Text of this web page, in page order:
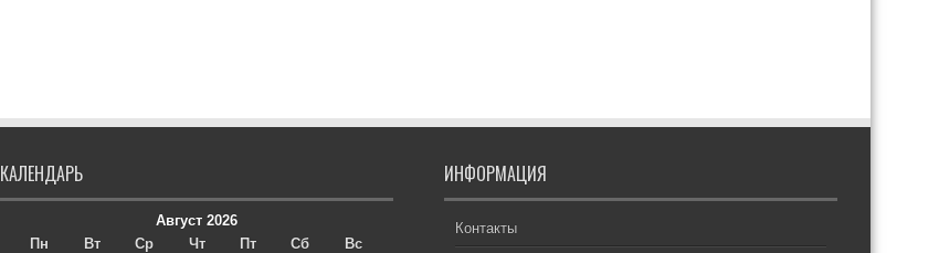
КАЛЕНДАРЬ
Август 2026
Пн
Вт Ср Чт Пт Сб
Вс
ИНФОРМАЦИЯ
Контакты